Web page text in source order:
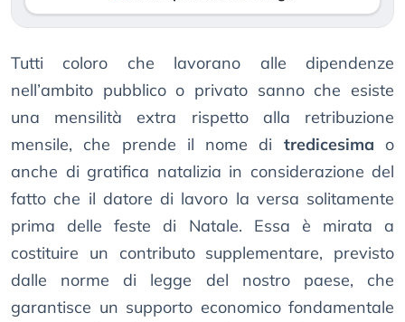
Tutti coloro che lavorano alle dipendenze
nell’ambito pubblico o privato sanno che esiste
una mensilità extra rispetto alla retribuzione
mensile, che prende il nome di tredicesima o
anche di gratifica natalizia in considerazione del
fatto che il datore di lavoro la versa solitamente
prima delle feste di Natale. Essa è mirata a
costituire un contributo supplementare, previsto
dalle norme di legge del nostro paese, che
garantisce un supporto economico fondamentale